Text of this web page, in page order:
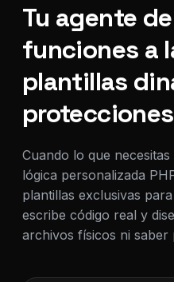
Tu agente
funciones a
plantillas
Cuando lo que
lógica personalizada
plantillas exclusivas
escribe código real y
archivos físicos ni saber